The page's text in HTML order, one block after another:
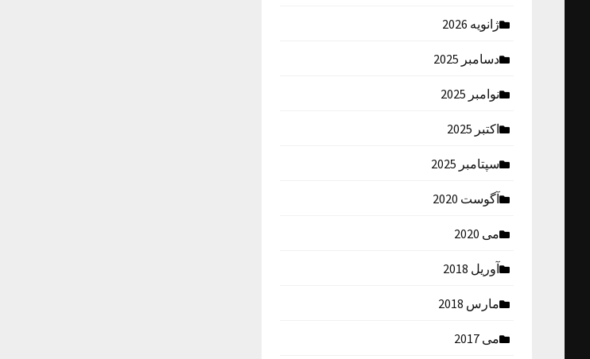
ژانویه 2026
دسامبر 2025
نوامبر 2025
اکتبر 2025
سپتامبر 2025
آگوست 2020
می 2020
آوریل 2018
مارس 2018
می 2017